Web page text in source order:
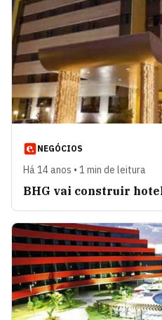
NEGÓCIOS
Há 14 anos • 1 min de leitura
BHG vai construir